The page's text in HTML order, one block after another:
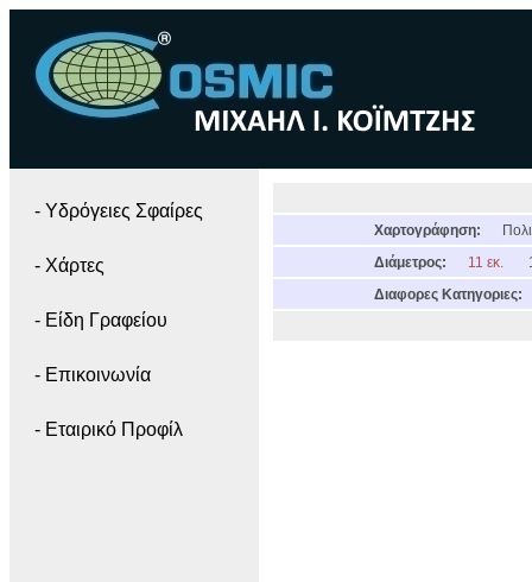
- Yδρόγειες Σφαίρες
- Χάρτες
- Είδη Γραφείου
- Επικοινωνία
- Εταιρικό Προφίλ
Χαρτογράφηση:
Διάμετρος:
11 εκ.
Διαφορες Κατηγοριες: